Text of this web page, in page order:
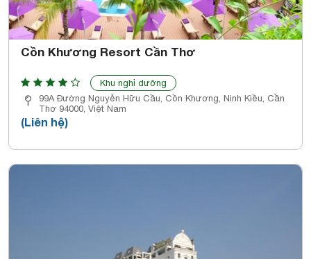
Cồn Khương Resort Cần Thơ
Khu nghỉ dưỡng
99A Đường Nguyễn Hữu Cầu, Cồn Khương, Ninh Kiều, Cần
Thơ 94000, Việt Nam
(Liên hệ)